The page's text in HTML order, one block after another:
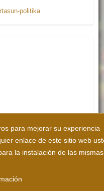
para mejorar su experiencia
enlace de este sitio web
la instalación de las mismas
politika